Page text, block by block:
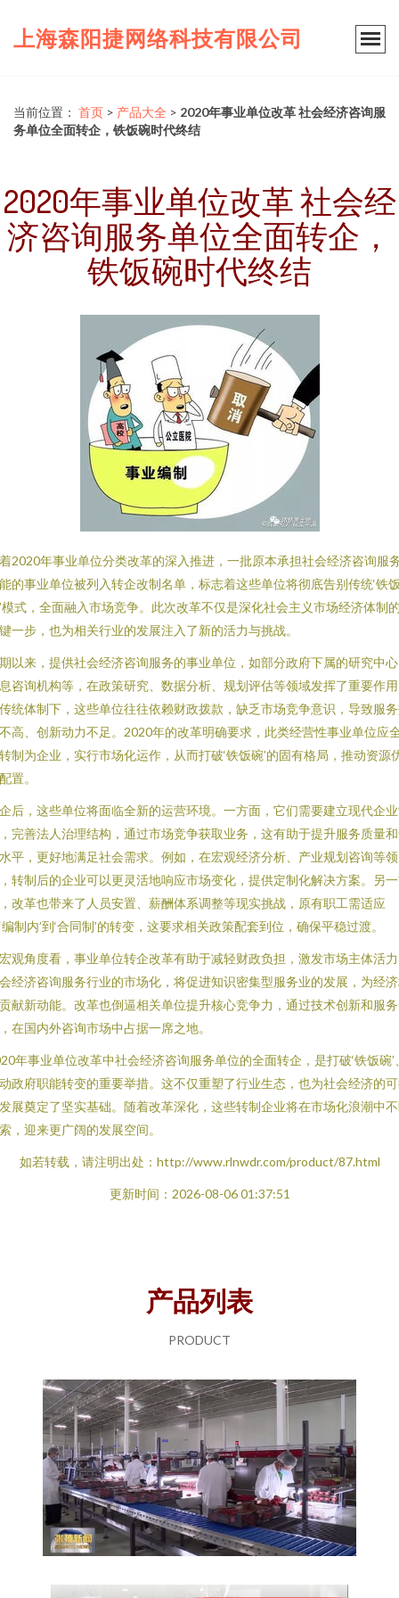
上海森阳捷网络科技有限公司
当前位置： 首页 > 产品大全 > 2020年事业单位改革 社会经济咨询服
务单位全面转企，铁饭碗时代终结
2020年事业单位改革 社会经
济咨询服务单位全面转企，
铁饭碗时代终结
2020年事业单位分类改革的深入推进，一批原本承担社会经济咨询服
的事业单位被列入转企改制名单，标志着这些单位将彻底告别传统‘铁
模式，全面融入市场竞争。此次改革不仅是深化社会主义市场经济体制
一步，也为相关行业的发展注入了新的活力与挑战。
以来，提供社会经济咨询服务的事业单位，如部分政府下属的研究中
咨询机构等，在政策研究、数据分析、规划评估等领域发挥了重要作
统体制下，这些单位往往依赖财政拨款，缺乏市场竞争意识，导致服
高、创新动力不足。2020年的改革明确要求，此类经营性事业单位应
制为企业，实行市场化运作，从而打破‘铁饭碗’的固有格局，推动资源
置。
后，这些单位将面临全新的运营环境。一方面，它们需要建立现代企
完善法人治理结构，通过市场竞争获取业务，这有助于提升服务质量
平，更好地满足社会需求。例如，在宏观经济分析、产业规划咨询等领
转制后的企业可以更灵活地响应市场变化，提供定制化解决方案。另
改革也带来了人员安置、薪酬体系调整等现实挑战，原有职工需适应
编制内’到‘合同制’的转变，这要求相关政策配套到位，确保平稳过渡。
观角度看，事业单位转企改革有助于减轻财政负担，激发市场主体活
经济咨询服务行业的市场化，将促进知识密集型服务业的发展，为经
献新动能。改革也倒逼相关单位提升核心竞争力，通过技术创新和服
在国内外咨询市场中占据一席之地。
年事业单位改革中社会经济咨询服务单位的全面转企，是打破‘铁饭碗’
政府职能转变的重要举措。这不仅重塑了行业生态，也为社会经济的
展奠定了坚实基础。随着改革深化，这些转制企业将在市场化浪潮中
，迎来更广阔的发展空间。
如若转载，请注明出处：http://www.rlnwdr.com/product/87.html
更新时间：2026-08-06 01:37:51
产品列表
PRODUCT